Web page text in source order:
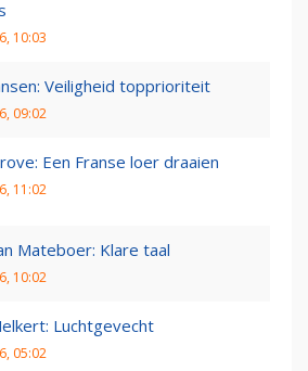
10:03
Veiligheid topprioriteit
09:02
Een Franse loer draaien
11:02
Mateboer: Klare taal
10:02
Luchtgevecht
05:02